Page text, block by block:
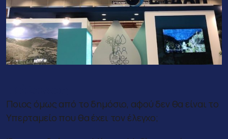
Ποιος όμως από το δημόσιο, αφού δεν θα είναι το
Υπερταμείο που θα έχει τον έλεγχο;